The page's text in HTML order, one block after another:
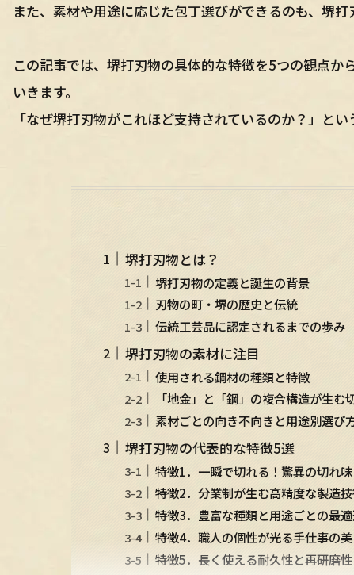
また、素材や用途に応じた包丁選びができるのも、堺打
この記事では、堺打刃物の具体的な特徴を5つの観点
いきます。
「なぜ堺打刃物がこれほど支持されているのか？」と
堺打刃物とは？
堺打刃物の定義と誕生の背景
刃物の町・堺の歴史と伝統
伝統工芸品に認定されるまでの歩み
堺打刃物の素材に注目
使用される鋼材の種類と特徴
「地金」と「鋼」の複合構造が生む
素材ごとの向き不向きと用途別選び
堺打刃物の代表的な特徴5選
特徴1．一瞬で切れる！驚異の切れ味
特徴2．分業制が生む高精度な製造
特徴3．豊富な種類と用途ごとの最
特徴4．職人の個性が光る手仕事の美
特徴5．長く使える耐久性と再研磨性